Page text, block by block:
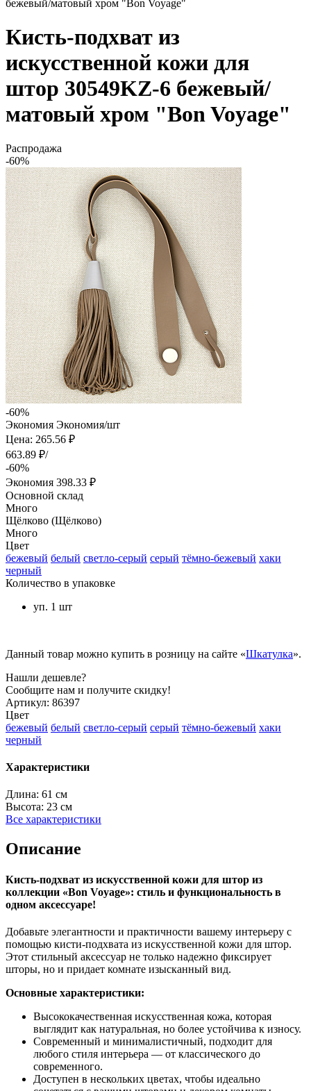
бежевый/матовый хром "Bon Voyage"
Кисть-подхват из
искусственной кожи для
штор 30549KZ-6 бежевый/
матовый хром "Bon Voyage"
Распродажа
-60%
-60%
Экономия Экономия/шт
Цена: 265.56 ₽
663.89 ₽/
-60%
Экономия 398.33 ₽
Основной склад
Много
Щёлково (Щёлково)
Много
Цвет
бежевый белый светло-серый серый тёмно-бежевый хаки
черный
Количество в упаковке
уп. 1 шт
Данный товар можно купить в розницу на сайте «Шкатулка».
Нашли дешевле?
Сообщите нам и получите скидку!
Артикул: 86397
Цвет
бежевый белый светло-серый серый тёмно-бежевый хаки
черный
Характеристики
Длина: 61 см
Высота: 23 см
Все характеристики
Описание
Кисть-подхват из искусственной кожи для штор из
коллекции «Bon Voyage»: стиль и функциональность в
одном аксессуаре!
Добавьте элегантности и практичности вашему интерьеру с
помощью кисти-подхвата из искусственной кожи для штор.
Этот стильный аксессуар не только надежно фиксирует
шторы, но и придает комнате изысканный вид.
Основные характеристики:
Высококачественная искусственная кожа, которая
выглядит как натуральная, но более устойчива к износу.
Современный и минималистичный, подходит для
любого стиля интерьера — от классического до
современного.
Доступен в нескольких цветах, чтобы идеально